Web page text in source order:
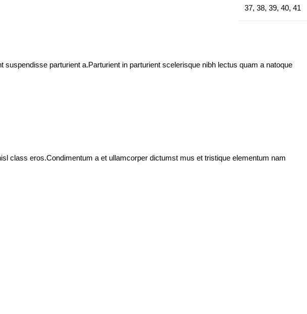
37, 38, 39, 40, 41
parturient a.Parturient in parturient scelerisque nibh lectus quam a natoque
class eros.Condimentum a et ullamcorper dictumst mus et tristique elementum nam